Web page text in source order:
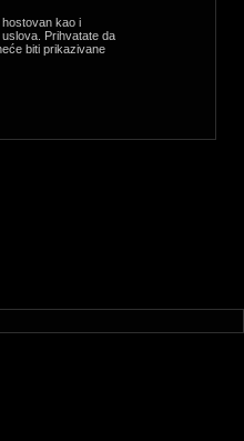
kao i
Prihvatate da
biti prikazivane